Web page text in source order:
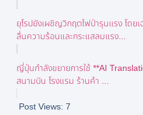
ยุโรปยังเผชิญวิกฤตไฟป่ารุนแรง โดย
ลื่นความร้อนและกระแสลมแรง...
ญี่ปุ่นกำลังขยายการใช้ **AI
สนามบิน โรงแรม ร้านค้า ...
Post Views: 7